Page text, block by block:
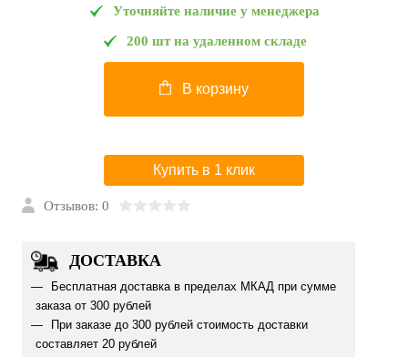
Уточняйте наличие у менеджера
200 шт на удаленном складе
В корзину
Купить в 1 клик
Отзывов: 0
ДОСТАВКА
Бесплатная доставка в пределах МКАД при сумме
заказа от 300 рублей
При заказе до 300 рублей стоимость доставки
составляет 20 рублей